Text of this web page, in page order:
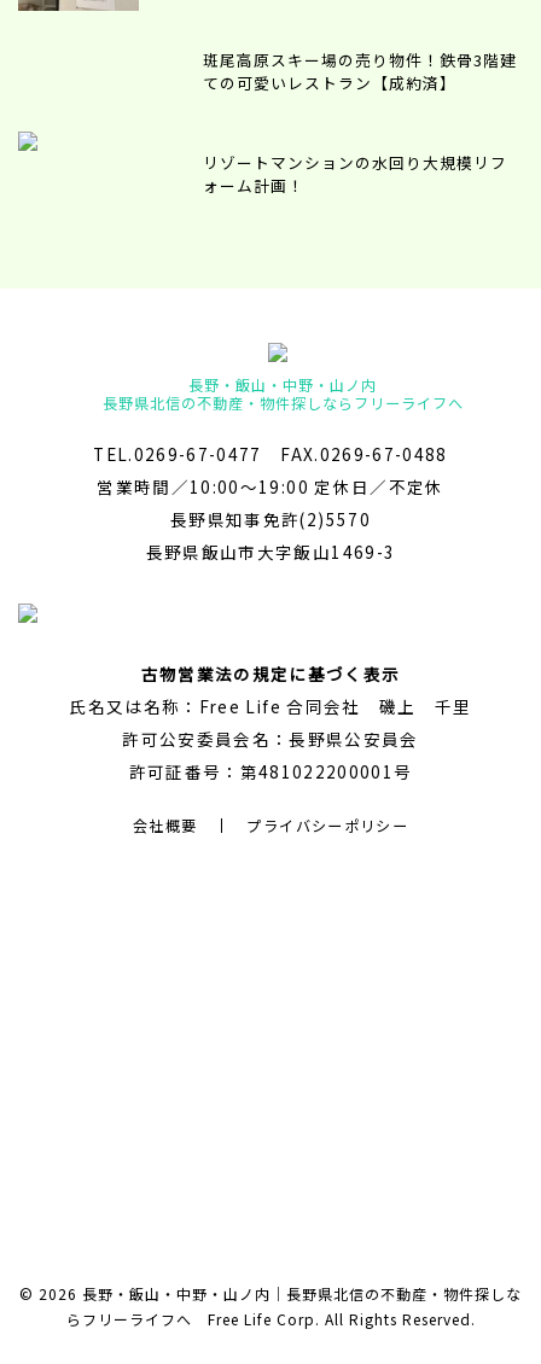
斑尾高原スキー場の売り物件！鉄骨3階建
ての可愛いレストラン【成約済】
リゾートマンションの水回り大規模リフ
ォーム計画！
長野・飯山・中野・山ノ内
長野県北信の不動産・物件探しならフリーライフへ
TEL.0269-67-0477 FAX.0269-67-0488
営業時間／10:00～19:00 定休日／不定休
長野県知事免許(2)5570
長野県飯山市大字飯山1469-3
古物営業法の規定に基づく表示
氏名又は名称：Free Life 合同会社 磯上 千里
許可公安委員会名：長野県公安員会
許可証番号：第481022200001号
会社概要 プライバシーポリシー
© 2026 長野・飯山・中野・山ノ内｜長野県北信の不動産・物件探しな
らフリーライフへ Free Life Corp. All Rights Reserved.